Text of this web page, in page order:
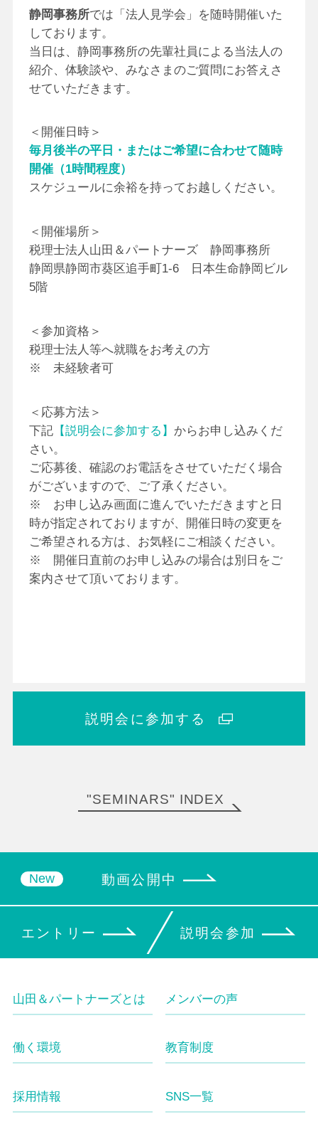
静岡事務所では「法人見学会」を随時開催いた
しております。
当日は、静岡事務所の先輩社員による当法人の
紹介、体験談や、みなさまのご質問にお答えさ
せていただきます。
＜開催日時＞
毎月後半の平日・またはご希望に合わせて随時
開催（1時間程度）
スケジュールに余裕を持ってお越しください。
＜開催場所＞
税理士法人山田＆パートナーズ 静岡事務所
静岡県静岡市葵区追手町1-6 日本生命静岡ビル
5階
＜参加資格＞
税理士法人等へ就職をお考えの方
※ 未経験者可
＜応募方法＞
下記【説明会に参加する】 からお申し込みくだ
さい。
ご応募後、確認のお電話をさせていただく場合
がございますので、ご了承ください。
※ お申し込み画面に進んでいただきますと日
時が指定されておりますが、開催日時の変更を
ご希望される方は、お気軽にご相談ください。
※ 開催日直前のお申し込みの場合は別日をご
案内させて頂いております。
説明会に参加する
"SEMINARS" INDEX
動画公開中
エントリー 説明会参加
山田＆パートナーズとは メンバーの声
働く環境 教育制度
採用情報 SNS一覧